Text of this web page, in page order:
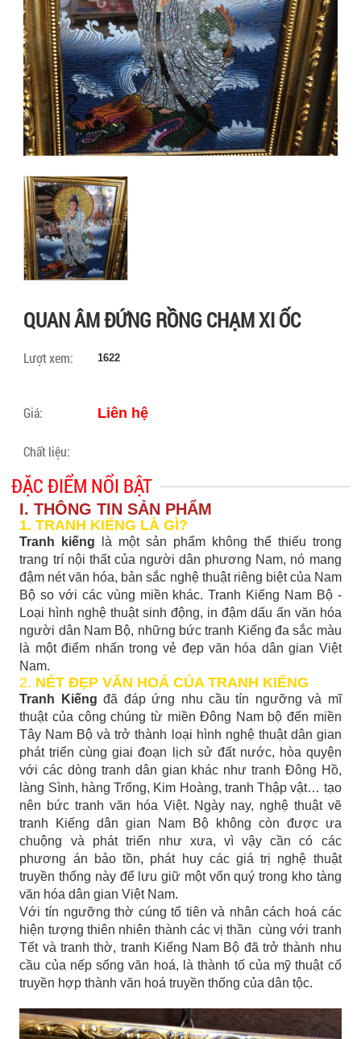
QUAN ÂM ĐỨNG RỒNG CHẠM XI ỐC
Lượt xem: 1622
Giá: Liên hệ
Chất liệu:
ĐẶC ĐIỂM NỔI BẬT
I. THÔNG TIN SẢN PHẨM
1. TRANH KIẾNG LÀ GÌ?
Tranh kiếng là một sản phẩm không thể thiếu trong
trang trí nội thất của người dân phương Nam, nó mang
đậm nét văn hóa, bản sắc nghệ thuật riêng biệt của Nam
Bộ so với các vùng miền khác. Tranh Kiếng Nam Bộ -
Loại hình nghệ thuật sinh động, in đậm dấu ấn văn hóa
người dân Nam Bộ, những bức tranh Kiếng đa sắc màu
là một điểm nhấn trong vẻ đẹp văn hóa dân gian Việt
Nam.
2. NÉT ĐẸP VĂN HOÁ CỦA TRANH KIẾNG
Tranh Kiếng đã đáp ứng nhu cầu tín ngưỡng và mĩ
thuật của công chúng từ miền Đông Nam bộ đến miền
Tây Nam Bộ và trở thành loại hình nghệ thuật dân gian
phát triển cùng giai đoạn lịch sử đất nước, hòa quyện
với các dòng tranh dân gian khác như tranh Đông Hồ,
làng Sình, hàng Trống, Kim Hoàng, tranh Thập vật… tạo
nên bức tranh văn hóa Việt. Ngày nay, nghệ thuật vẽ
tranh Kiếng dân gian Nam Bộ không còn được ưa
chuộng và phát triển như xưa, vì vậy cần có các
phương án bảo tồn, phát huy các giá trị nghệ thuật
truyền thống này để lưu giữ một vốn quý trong kho tàng
văn hóa dân gian Việt Nam.
Với tín ngưỡng thờ cúng tổ tiên và nhân cách hoá các
hiện tượng thiên nhiên thành các vị thần cùng với tranh
Tết và tranh thờ, tranh Kiếng Nam Bộ đã trở thành nhu
cầu của nếp sống văn hoá, là thành tố của mỹ thuật cổ
truyền hợp thành văn hoá truyền thống của dân tộc.